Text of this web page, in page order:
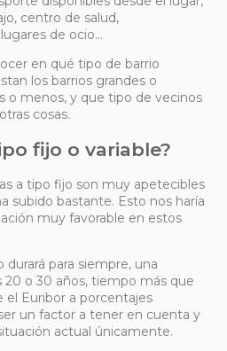
centro de salud,
de ocio…
en qué tipo de barrio
los barrios grandes o
o menos, y que tipo de vecinos
cosas.
fijo o variable?
a tipo fijo son muy apetecibles
subido bastante. Esto nos haría
muy favorable en estos
para siempre, una
20 o 30 años, tiempo más que
el Euribor a porcentajes
un factor a tener en cuenta y
actual únicamente.